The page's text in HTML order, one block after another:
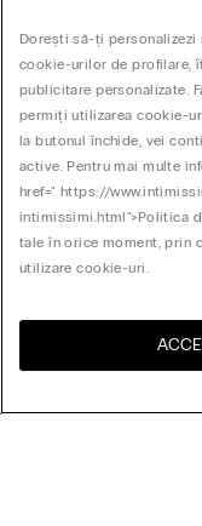
Dorești să-ți personalizezi
cookie-urilor de profilare,
publicitare personalizate.
permiți utilizarea cookie-
la butonul închide, vei
active. Pentru mai multe
href=" https://
intimissimi.html">Politica
tale în orice moment, prin
utilizare cookie-uri.